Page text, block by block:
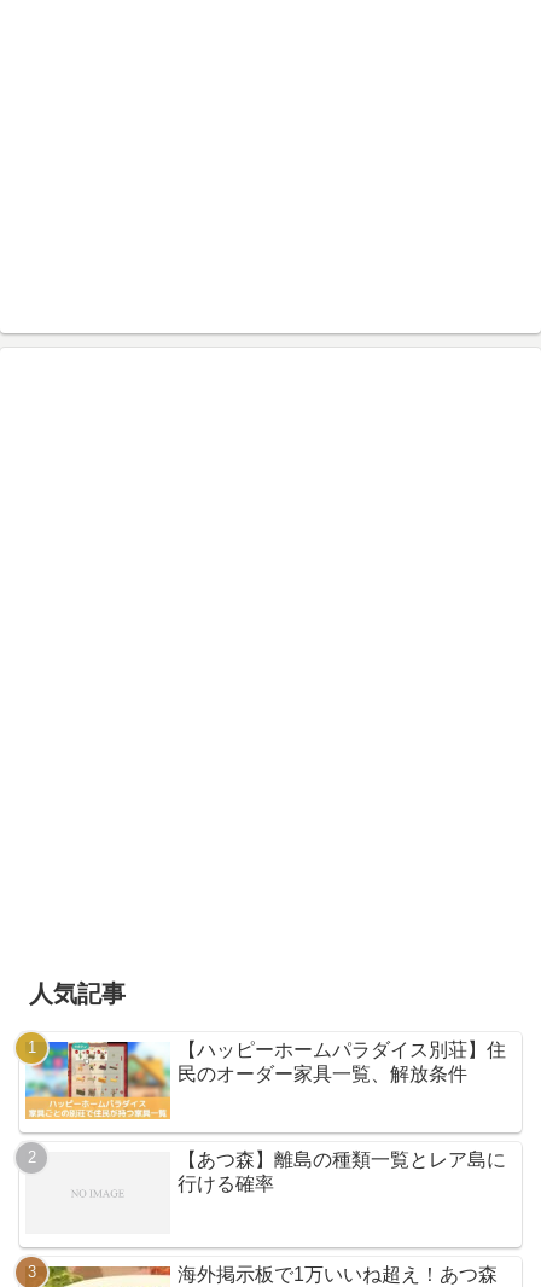
人気記事
【ハッピーホームパラダイス別荘】住
民のオーダー家具一覧、解放条件
【あつ森】離島の種類一覧とレア島に
行ける確率
海外掲示板で1万いいね超え！あつ森